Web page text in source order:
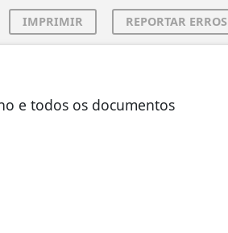
IMPRIMIR REPORTAR ERROS
e todos os documentos